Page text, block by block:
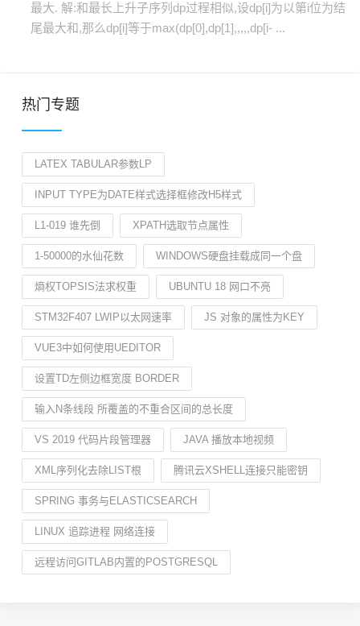
最大. 解:和最长上升子序列dp过程相似,设dp[i]为以第i位为结
尾最大和,那么dp[i]等于max(dp[0],dp[1],,,,,dp[i- ...
热门专题
LATEX TABULAR参数LP
INPUT TYPE为DATE样式选择框修改H5样式
L1-019 谁先倒 XPATH选取节点属性
1-50000的水仙花数 WINDOWS硬盘挂载成同一个盘
熵权TOPSIS法求权重 UBUNTU 18 网口不亮
STM32F407 LWIP以太网速率 JS 对象的属性为KEY
VUE3中如何使用UEDITOR
设置TD左侧边框宽度 BORDER
输入N条线段 所覆盖的不重合区间的总长度
VS 2019 代码片段管理器 JAVA 播放本地视频
XML序列化去除LIST根 腾讯云XSHELL连接只能密钥
SPRING 事务与ELASTICSEARCH
LINUX 追踪进程 网络连接
远程访问GITLAB内置的POSTGRESQL